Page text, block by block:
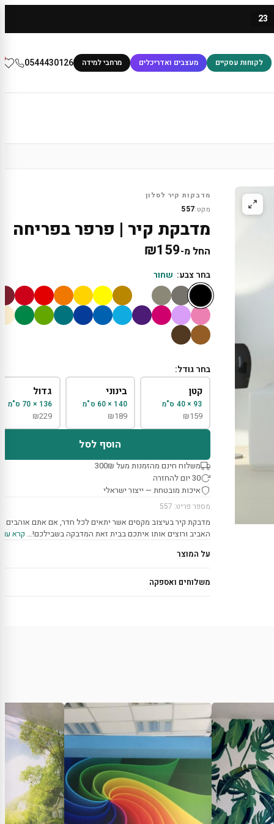
23
לקוחות עסקיים מעצבים ואדריכלים מרחבי למידה 0544430126
מדבקות קיר לסלון
מקט:557
מדבקת קיר | פרפר בפריחה
החל מ- ₪159
בחר צבע: שחור
בחר גודל:
קטן
93 × 40 ס"מ
₪159
בינוני
140 × 60 ס"מ
₪189
גדול
136 × 70 ס"מ
₪229
הוסף לסל
משלוח חינם מהזמנות מעל 300₪
30 יום להחזרה
איכות מובטחת — ייצור ישראלי
מספר פריט: 557
מדבקת קיר בעיצוב מקסים אשר יתאים לכל חדר, אם אתם אוהבים
האביב ורוצים אותו איתכם בבית זאת המדבקה בשבילכם!… קרא
על המוצר
משלוחים ואספקה